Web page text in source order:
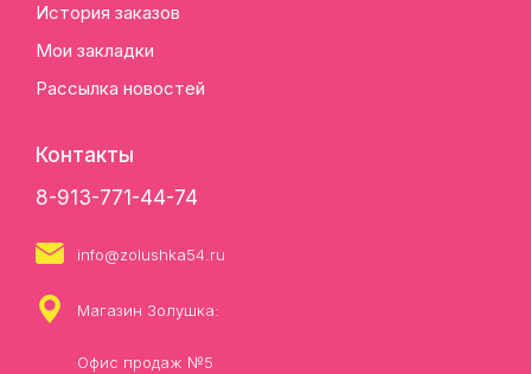
История заказов
Мои закладки
Рассылка новостей
Контакты
8-913-771-44-74
info@zolushka54.ru
Магазин Золушка:
Офис продаж №5